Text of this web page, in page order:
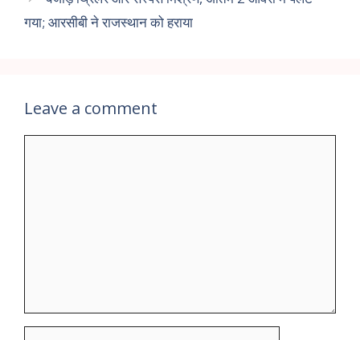
गया; आरसीबी ने राजस्थान को हराया
Leave a comment